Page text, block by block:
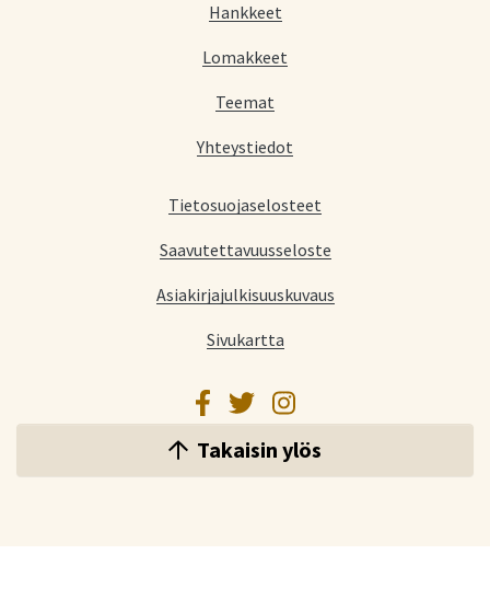
Hankkeet
Lomakkeet
Teemat
Yhteystiedot
Tietosuojaselosteet
Saavutettavuusseloste
Asiakirjajulkisuuskuvaus
Sivukartta
Facebook
TwitterInstagram
Takaisin ylös